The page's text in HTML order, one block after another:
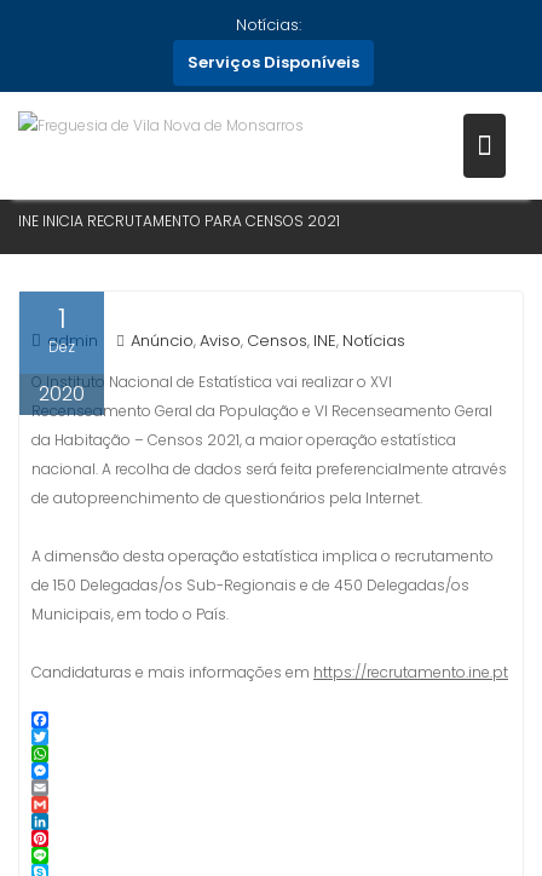
Notícias:
Serviços Disponíveis
INE INICIA RECRUTAMENTO
PARA CENSOS 2021
INE INICIA RECRUTAMENTO PARA CENSOS 2021
1
Dez
2020
admin Anúncio,Aviso, Censos, INE, Notícias
O Instituto Nacional de Estatística vai realizar o XVI
Recenseamento Geral da População e VI Recenseamento Geral
da Habitação – Censos 2021, a maior operação estatística
nacional. A recolha de dados será feita preferencialmente através
de autopreenchimento de questionários pela Internet.
A dimensão desta operação estatística implica o recrutamento
de 150 Delegadas/os Sub-Regionais e de 450 Delegadas/os
Municipais, em todo o País.
Candidaturas e mais informações em https://recrutamento.ine.pt
F
a
c
e
b
o
o
k
T
w
i
t
t
e
r
W
h
a
t
s
A
p
M
e
s
s
e
n
E
m
a
i
l
G
m
a
i
L
i
n
P
iL